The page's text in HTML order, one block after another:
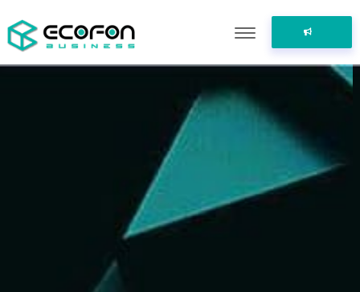
ПОДЕЛИТЬСЯ